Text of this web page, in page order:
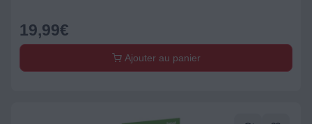
19,99€
Ajouter au panier